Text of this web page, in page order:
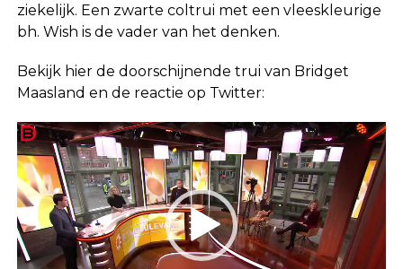
ziekelijk. Een zwarte coltrui met een vleeskleurige
bh. Wish is de vader van het denken.
Bekijk hier de doorschijnende trui van Bridget
Maasland en de reactie op Twitter:
Videospeler